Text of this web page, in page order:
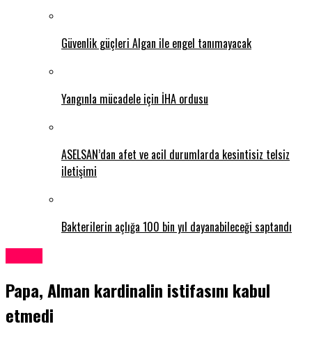
Güvenlik güçleri Algan ile engel tanımayacak
Yangınla mücadele için İHA ordusu
ASELSAN’dan afet ve acil durumlarda kesintisiz telsiz
iletişimi
Bakterilerin açlığa 100 bin yıl dayanabileceği saptandı
Papa, Alman kardinalin istifasını kabul
etmedi